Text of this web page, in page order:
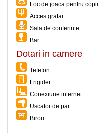
Loc de joaca pentru copii
Acces gratar
Sala de conferinte
Bar
Dotari in camere
Tefefon
Frigider
Conexiune internet
Uscator de par
Birou